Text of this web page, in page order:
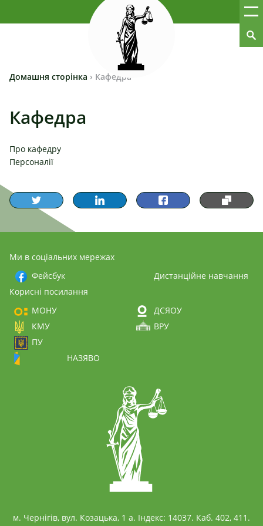
Домашня сторінка › Кафедра
Кафедра
Про кафедру
Персоналії
Ми в соціальних мережах
Фейсбук
Дистанційне навчання
Корисні посилання
МОНУ
ДСЯОУ
КМУ
ВРУ
ПУ
НАЗЯВО
м. Чернігів, вул. Козацька, 1 а. Індекс: 14037. Каб. 402, 411.